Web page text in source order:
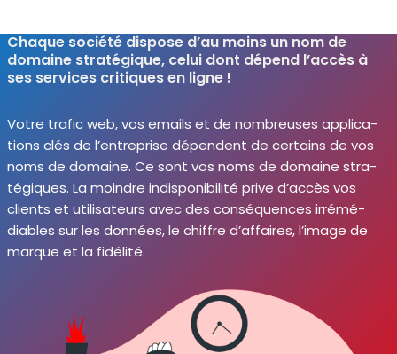
Chaque société dispose d’au moins un nom de
domaine stratégique, celui dont dépend l’accès à
ses services critiques en ligne !
Votre tra­fic web, vos emails et de nom­breuses appli­ca­
tions clés de l’entreprise dépendent de cer­tains de vos
noms de domaine. Ce sont vos noms de domaine stra­
té­giques. La moindre indis­po­ni­bi­li­té prive d’accès vos
clients et uti­li­sa­teurs avec des consé­quences irré­mé­
diables sur les don­nées, le chiffre d’affaires, l’image de
marque et la fidé­li­té.